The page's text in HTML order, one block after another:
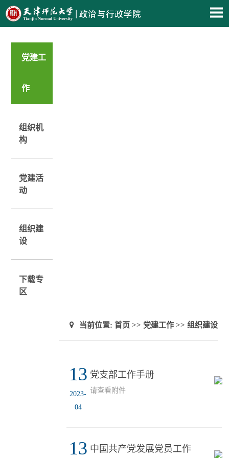
党建工
作
组织机
构
党建活
动
组织建
设
下载专
区
当前位置: 首页 >> 党建工作>> 组织建设
13
2023-
04
党支部工作手册
请查看附件
13 中国共产党发展党员工作